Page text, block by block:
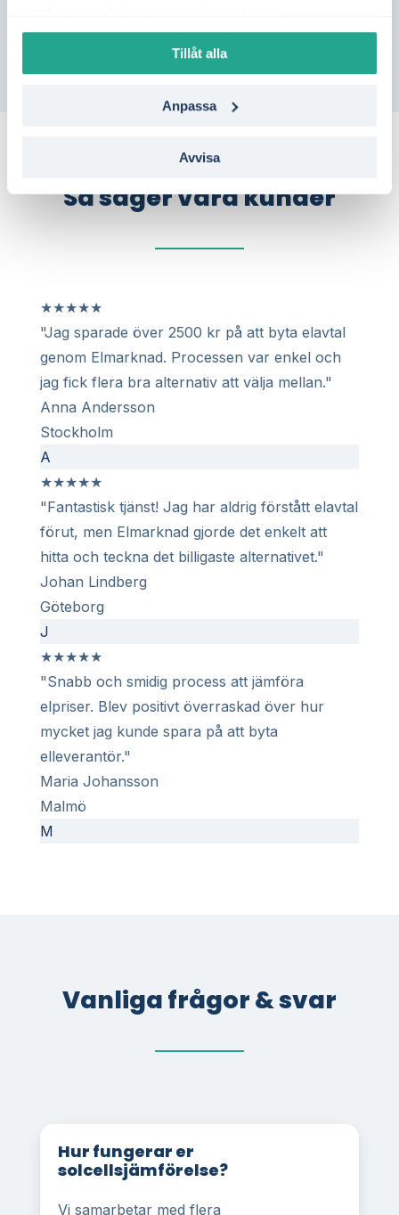
Tillåt alla
Anpassa
Avvisa
Så säger våra kunder
★★★★★
"Jag sparade över 2500 kr på att byta elavtal
genom Elmarknad. Processen var enkel och
jag fick flera bra alternativ att välja mellan."
Anna Andersson
Stockholm
A
★★★★★
"Fantastisk tjänst! Jag har aldrig förstått elavtal
förut, men Elmarknad gjorde det enkelt att
hitta och teckna det billigaste alternativet."
Johan Lindberg
Göteborg
J
★★★★★
"Snabb och smidig process att jämföra
elpriser. Blev positivt överraskad över hur
mycket jag kunde spara på att byta
elleverantör."
Maria Johansson
Malmö
M
Vanliga frågor & svar
Hur fungerar er
solcellsjämförelse?
Vi samarbetar med flera